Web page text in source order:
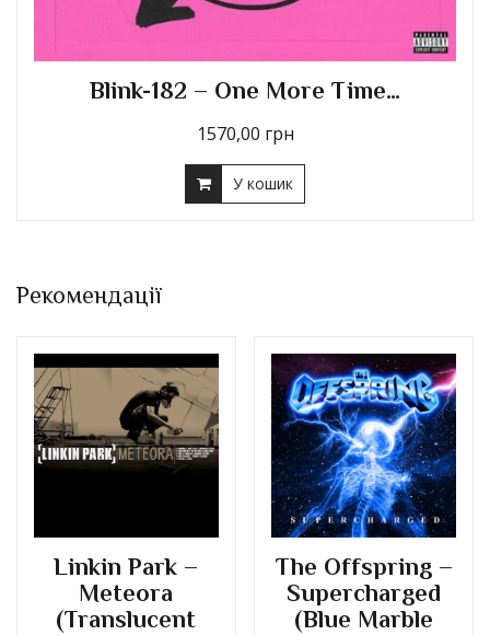
Blink-182 – One More Time…
1570,00 грн
У кошик
Рекомендації
Linkin Park –
Meteora
(Translucent
The Offspring –
Supercharged
(Blue Marble